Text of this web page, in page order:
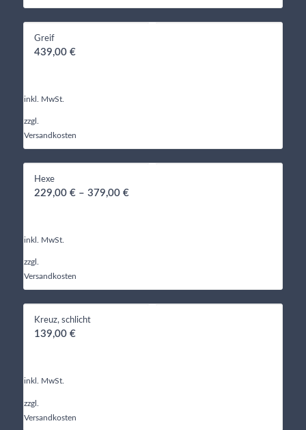
Greif
439,00 €
inkl. MwSt.
zzgl.
Versandkosten
Hexe
229,00 €– 379,00 €
inkl. MwSt.
zzgl.
Versandkosten
Kreuz, schlicht
139,00 €
inkl. MwSt.
zzgl.
Versandkosten